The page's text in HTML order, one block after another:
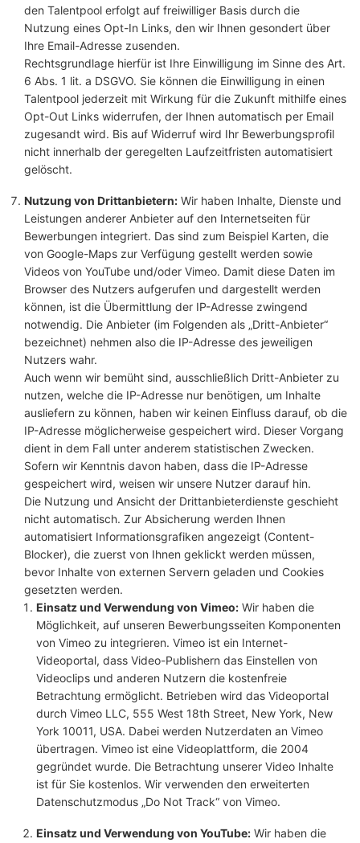
den Talentpool erfolgt auf freiwilliger Basis durch die
Nutzung eines Opt-In Links, den wir Ihnen gesondert über
Ihre Email-Adresse zusenden.
Rechtsgrundlage hierfür ist Ihre Einwilligung im Sinne des Art.
6 Abs. 1 lit. a DSGVO. Sie können die Einwilligung in einen
Talentpool jederzeit mit Wirkung für die Zukunft mithilfe eines
Opt-Out Links widerrufen, der Ihnen automatisch per Email
zugesandt wird. Bis auf Widerruf wird Ihr Bewerbungsprofil
nicht innerhalb der geregelten Laufzeitfristen automatisiert
gelöscht.
Nutzung von Drittanbietern: Wir haben Inhalte, Dienste und
Leistungen anderer Anbieter auf den Internetseiten für
Bewerbungen integriert. Das sind zum Beispiel Karten, die
von Google-Maps zur Verfügung gestellt werden sowie
Videos von YouTube und/oder Vimeo. Damit diese Daten im
Browser des Nutzers aufgerufen und dargestellt werden
können, ist die Übermittlung der IP-Adresse zwingend
notwendig. Die Anbieter (im Folgenden als „Dritt-Anbieter“
bezeichnet) nehmen also die IP-Adresse des jeweiligen
Nutzers wahr.
Auch wenn wir bemüht sind, ausschließlich Dritt-Anbieter zu
nutzen, welche die IP-Adresse nur benötigen, um Inhalte
ausliefern zu können, haben wir keinen Einfluss darauf, ob die
IP-Adresse möglicherweise gespeichert wird. Dieser Vorgang
dient in dem Fall unter anderem statistischen Zwecken.
Sofern wir Kenntnis davon haben, dass die IP-Adresse
gespeichert wird, weisen wir unsere Nutzer darauf hin.
Die Nutzung und Ansicht der Drittanbieterdienste geschieht
nicht automatisch. Zur Absicherung werden Ihnen
automatisiert Informationsgrafiken angezeigt (Content-
Blocker), die zuerst von Ihnen geklickt werden müssen,
bevor Inhalte von externen Servern geladen und Cookies
gesetzten werden.
Einsatz und Verwendung von Vimeo: Wir haben die
Möglichkeit, auf unseren Bewerbungsseiten Komponenten
von Vimeo zu integrieren. Vimeo ist ein Internet-
Videoportal, dass Video-Publishern das Einstellen von
Videoclips und anderen Nutzern die kostenfreie
Betrachtung ermöglicht. Betrieben wird das Videoportal
durch Vimeo LLC, 555 West 18th Street, New York, New
York 10011, USA. Dabei werden Nutzerdaten an Vimeo
übertragen. Vimeo ist eine Videoplattform, die 2004
gegründet wurde. Die Betrachtung unserer Video Inhalte
ist für Sie kostenlos. Wir verwenden den erweiterten
Datenschutzmodus „Do Not Track“ von Vimeo.
Einsatz und Verwendung von YouTube: Wir haben die